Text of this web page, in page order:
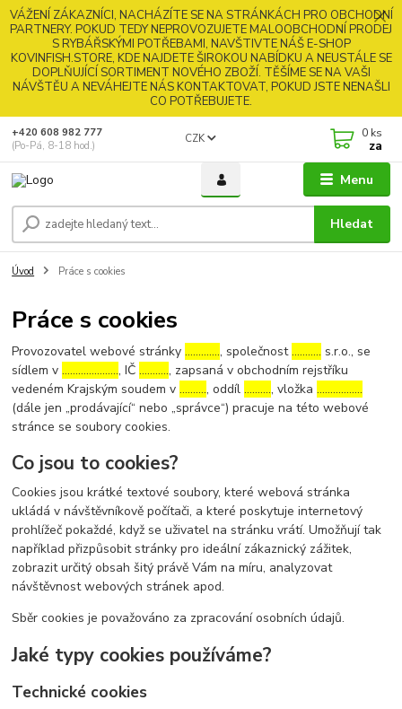
VÁŽENÍ ZÁKAZNÍCI, NACHÁZÍTE SE NA STRÁNKÁCH PRO OBCHODNÍ
PARTNERY. POKUD TEDY NEPROVOZUJETE MALOOBCHODNÍ PRODEJ
S RYBÁŘSKÝMI POTŘEBAMI, NAVŠTIVTE NÁŠ E-SHOP
KOVINFISH.STORE, KDE NAJDETE ŠIROKOU NABÍDKU A NEUSTÁLE SE
DOPLŇUJÍCÍ SORTIMENT NOVÉHO ZBOŽÍ. TĚŠÍME SE NA VAŠI
NÁVŠTĚU A NEVÁHEJTE NÁS KONTAKTOVAT, POKUD JSTE NENAŠLI
CO POTŘEBUJETE.
Menu
CZK
Hledat
+420 608 982 777
(Po-Pá, 8-18 hod.)
0 ks
za
Úvod Práce s cookies
Práce s cookies
Provozovatel webové stránky…………., společnost……….. s.r.o., se
sídlem v…………………, IČ……….., zapsaná v obchodním rejstříku
vedeném Krajským soudem v………., oddíl………., vložka……………..
(dále jen „prodávající“ nebo „správce“) pracuje na této webové
stránce se soubory cookies.
Co jsou to cookies?
Cookies jsou krátké textové soubory, které webová stránka
ukládá v návštěvníkově počítači, a které poskytuje internetový
prohlížeč pokaždé, když se uživatel na stránku vrátí. Umožňují tak
například přizpůsobit stránky pro ideální zákaznický zážitek,
zobrazit určitý obsah šitý právě Vám na míru, analyzovat
návštěvnost webových stránek apod.
Sběr cookies je považováno za zpracování osobních údajů.
Jaké typy cookies používáme?
Technické cookies